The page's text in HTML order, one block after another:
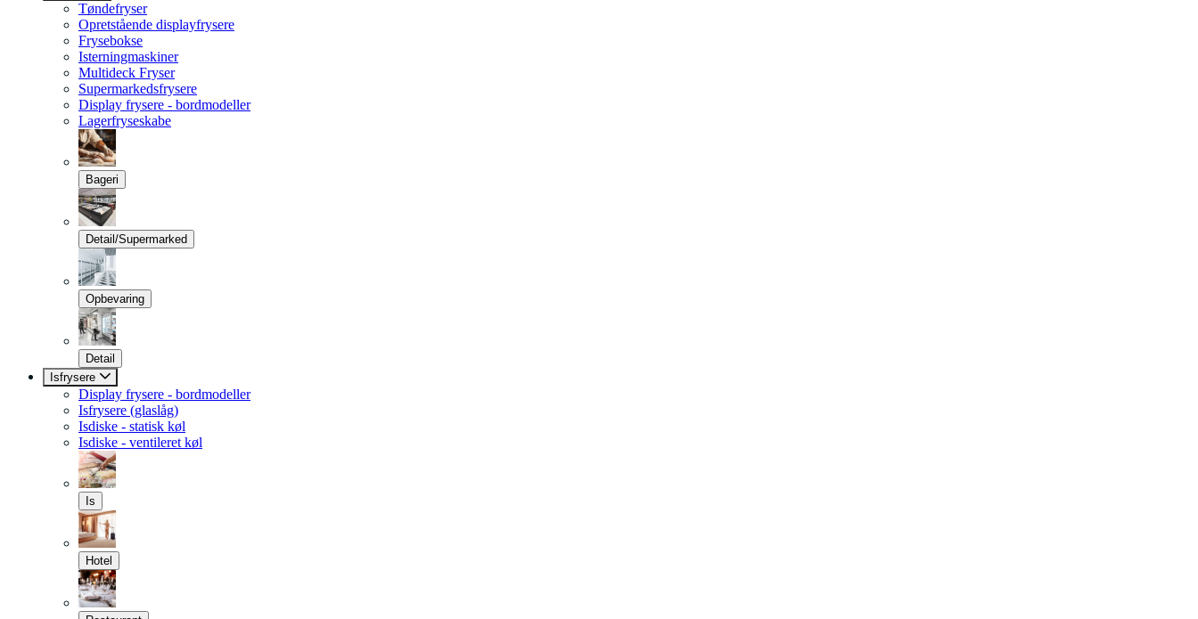
Tøndefryser
Opretstående displayfrysere
Frysebokse
Isterningmaskiner
Multideck Fryser
Supermarkedsfrysere
Display frysere - bordmodeller
Lagerfryseskabe
Bageri
Detail/Supermarked
Opbevaring
Detail
Isfrysere
Display frysere - bordmodeller
Isfrysere (glaslåg)
Isdiske - statisk køl
Isdiske - ventileret køl
Is
Hotel